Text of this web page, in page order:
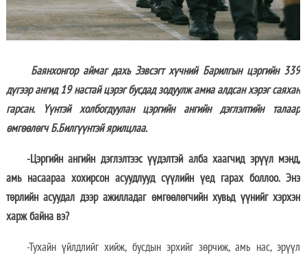
Баянхонгор аймаг дахь Зэвсэгт хүчний Барилгын цэргийн 339
дүгээр ангид 19 настай цэрэг бусдад зодуулж амиа алдсан хэрэг саяхан
гарсан. Үүнтэй холбогдуулан цэргийн ангийн дэглэлтийн талаар
өмгөөлөгч Б.Билгүүнтэй ярилцлаа.
-Цэргийн ангийн дэглэлтээс үүдэлтэй алба хаагчид эрүүл мэнд,
амь насаараа хохирсон асуудлууд сүүлийн үед гарах боллоо. Энэ
төрлийн асуудал дээр ажилладаг өмгөөлөгчийн хувьд үүнийг хэрхэн
харж байна вэ?
-Тухайн үйлдлийг хийж, бусдын эрхийг зөрчиж, амь нас, эрүүл